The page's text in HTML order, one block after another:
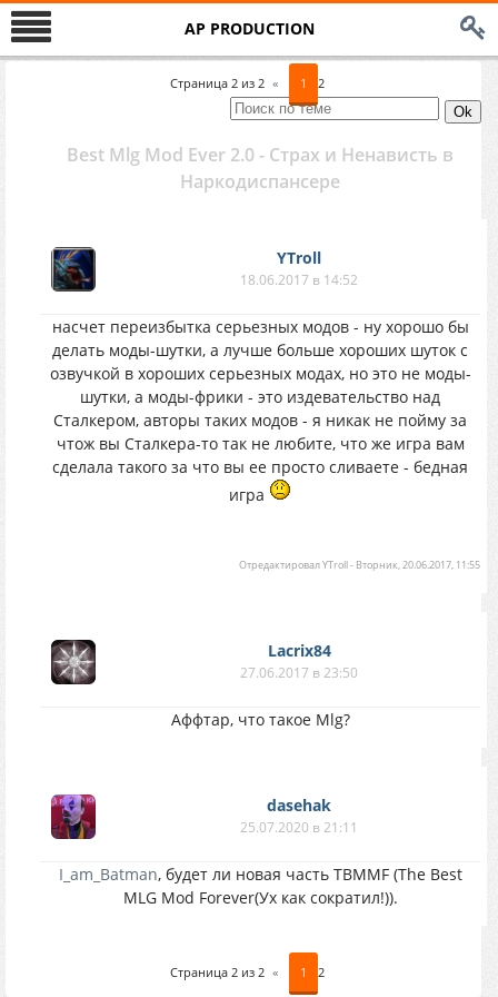
AP PRODUCTION
Страница 2 из 2 « 1 2
Best Mlg Mod Ever 2.0 - Страх и Ненависть в
Наркодиспансере
YTroll
18.06.2017 в 14:52
насчет переизбытка серьезных модов - ну хорошо бы
делать моды-шутки, а лучше больше хороших шуток с
озвучкой в хороших серьезных модах, но это не моды-
шутки, а моды-фрики - это издевательство над
Сталкером, авторы таких модов - я никак не пойму за
чтож вы Сталкера-то так не любите, что же игра вам
сделала такого за что вы ее просто сливаете - бедная
игра
ОтредактировалYTroll- Вторник, 20.06.2017, 11:55
Lacrix84
27.06.2017 в 23:50
Аффтар, что такое Mlg?
dasehak
25.07.2020 в 21:11
I_am_Batman, будет ли новая часть TBMMF (The Best
MLG Mod Forever(Ух как сократил!)).
Страница 2 из 2 « 1 2